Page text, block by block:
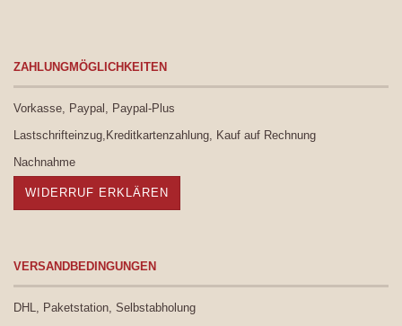
ZAHLUNGMÖGLICHKEITEN
Vorkasse, Paypal, Paypal-Plus
Lastschrifteinzug,Kreditkartenzahlung, Kauf auf Rechnung
Nachnahme
WIDERRUF ERKLÄREN
VERSANDBEDINGUNGEN
DHL, Paketstation, Selbstabholung